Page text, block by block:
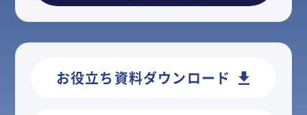
お役立ち資料ダウンロード